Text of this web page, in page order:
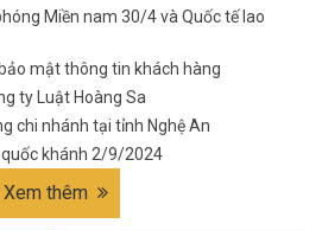
Miền nam 30/4 và Quốc tế lao
mật thông tin khách hàng
ty Luật Hoàng Sa
chi nhánh tại tỉnh Nghệ An
khánh 2/9/2024
Xem thêm